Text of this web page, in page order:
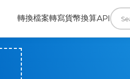
轉換檔案轉寫貨幣換算API